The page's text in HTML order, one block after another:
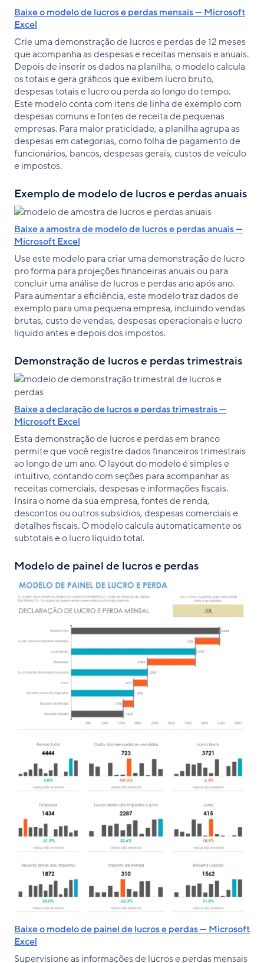
Baixe o modelo de lucros e perdas mensais — Microsoft
Excel
Crie uma demonstração de lucros e perdas de 12 meses
que acompanha as despesas e receitas mensais e anuais.
Depois de inserir os dados na planilha, o modelo calcula
os totais e gera gráficos que exibem lucro bruto,
despesas totais e lucro ou perda ao longo do tempo.
Este modelo conta com itens de linha de exemplo com
despesas comuns e fontes de receita de pequenas
empresas. Para maior praticidade, a planilha agrupa as
despesas em categorias, como folha de pagamento de
funcionários, bancos, despesas gerais, custos de veículo
e impostos.
Exemplo de modelo de lucros e perdas anuais
Baixe a amostra de modelo de lucros e perdas anuais —
Microsoft Excel
Use este modelo para criar uma demonstração de lucro
pro forma para projeções financeiras anuais ou para
concluir uma análise de lucros e perdas ano após ano.
Para aumentar a eficiência, este modelo traz dados de
exemplo para uma pequena empresa, incluindo vendas
brutas, custo de vendas, despesas operacionais e lucro
líquido antes e depois dos impostos.
Demonstração de lucros e perdas trimestrais
Baixe a declaração de lucros e perdas trimestrais —
Microsoft Excel
Esta demonstração de lucros e perdas em branco
permite que você registre dados financeiros trimestrais
ao longo de um ano. O layout do modelo é simples e
intuitivo, contando com seções para acompanhar as
receitas comerciais, despesas e informações fiscais.
Insira o nome da sua empresa, fontes de renda,
descontos ou outros subsídios, despesas comerciais e
detalhes fiscais. O modelo calcula automaticamente os
subtotais e o lucro líquido total.
Modelo de painel de lucros e perdas
Baixe o modelo de painel de lucros e perdas — Microsoft
Excel
Supervisione as informações de lucros e perdas mensais